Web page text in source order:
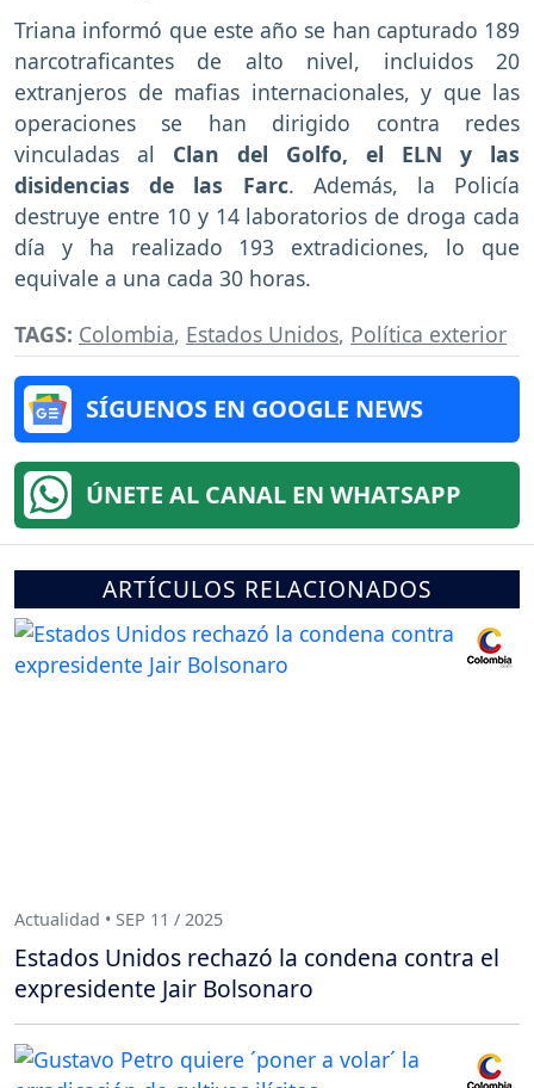
Triana informó que este año se han capturado 189
narcotraficantes de alto nivel, incluidos 20
extranjeros de mafias internacionales, y que las
operaciones se han dirigido contra redes
vinculadas al Clan del Golfo, el ELN y las
disidencias de las Farc. Además, la Policía
destruye entre 10 y 14 laboratorios de droga cada
día y ha realizado 193 extradiciones, lo que
equivale a una cada 30 horas.
TAGS: Colombia, Estados Unidos, Política exterior
SÍGUENOS EN GOOGLE NEWS
ÚNETE AL CANAL EN WHATSAPP
ARTÍCULOS RELACIONADOS
Actualidad • SEP 11 / 2025
Estados Unidos rechazó la condena contra el
expresidente Jair Bolsonaro